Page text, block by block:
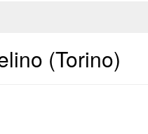
(Torino)